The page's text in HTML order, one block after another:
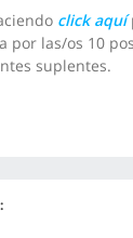
click aquí
por las/os 10
suplentes.